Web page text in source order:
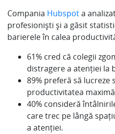
Compania Hubspota
profesioniști și a găsit
barierele în calea
61% cred că colegii
distragere a atenției la
89% preferă să
productivitatea maximă
40% consideră
care trec pe lângă
a atenției.